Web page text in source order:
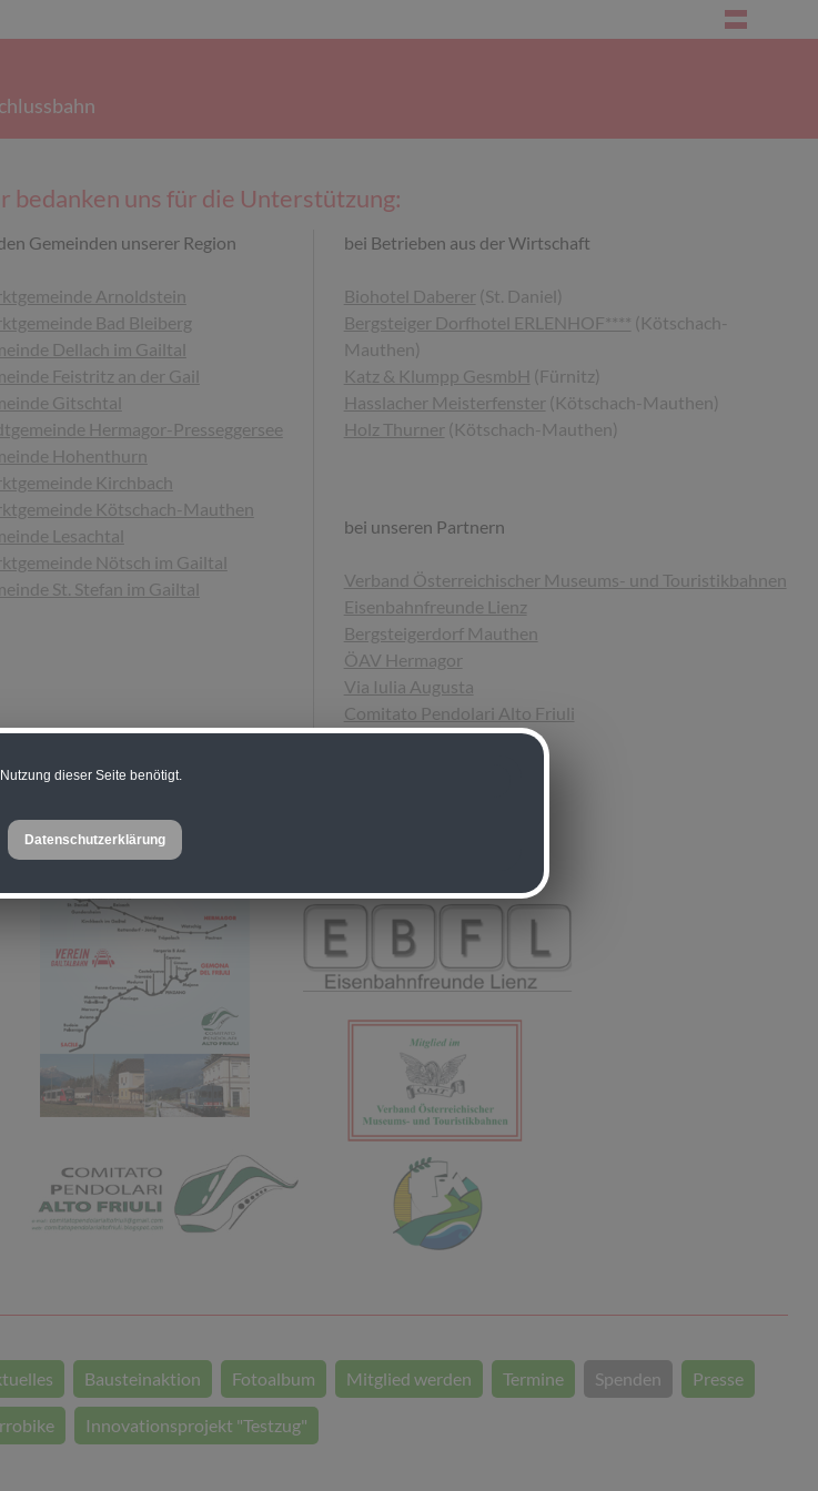
bedanken uns für die Unterstützung:
Gemeinden unserer Region
Arnoldstein
Bad Bleiberg
Dellach im Gailtal
Feistritz an der Gail
Gitschtal
Hermagor-Presseggersee
Hohenthurn
Kirchbach
Kötschach-Mauthen
Lesachtal
Nötsch im Gailtal
St. Stefan im Gailtal
bei Betrieben aus der Wirtschaft
Biohotel Daberer(St. Daniel)
Bergsteiger Dorfhotel ERLENHOF**** (Kötschach-
Mauthen)
Katz & Klumpp GesmbH (Fürnitz)
Hasslacher Meisterfenster(Kötschach-Mauthen)
Holz Thurner(Kötschach-Mauthen)
bei unseren Partnern
Verband Österreichischer Museums- und Touristikbahnen
Eisenbahnfreunde Lienz
Bergsteigerdorf Mauthen
ÖAV Hermagor
Via Iulia Augusta
Comitato Pendolari Alto Friuli
Bausteinaktion Fotoalbum Mitglied werden Termine Spenden Presse
Innovationsprojekt "Testzug"
dieser Seite benötigt.
Datenschutzerklärung